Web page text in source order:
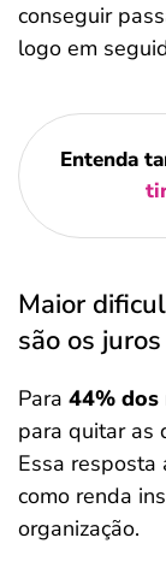
conseguir
logo em
Entenda
Maior
são os
Para 44% dos
para quitar as
Essa resposta
como renda
organização.